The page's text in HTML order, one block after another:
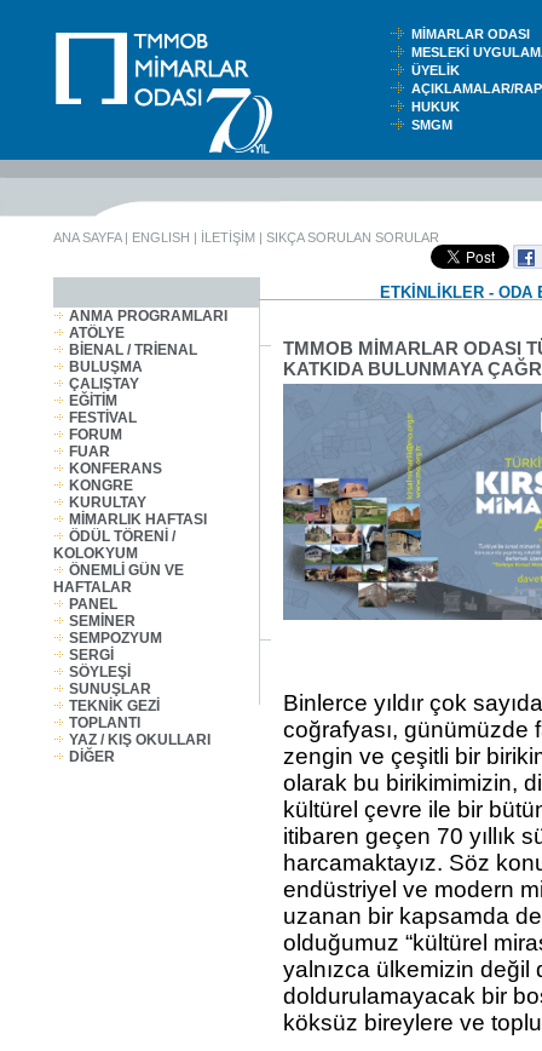
MİMARLAR ODASI
MESLEKİ
ÜYELİK
AÇIKLAMALAR/
HUKUK
SMGM
ANA SAYFA| ENGLISH | İLETİŞİM | SIKÇA SORULAN SORULAR
ANMA PROGRAMLARI
ATÖLYE
BİENAL / TRİENAL
BULUŞMA
ÇALIŞTAY
EĞİTİM
FESTİVAL
FORUM
FUAR
KONFERANS
KONGRE
KURULTAY
MİMARLIK HAFTASI
ÖDÜL TÖRENİ /
KOLOKYUM
ÖNEMLİ GÜN VE
HAFTALAR
PANEL
SEMİNER
SEMPOZYUM
SERGİ
SÖYLEŞİ
SUNUŞLAR
TEKNİK GEZİ
TOPLANTI
YAZ / KIŞ OKULLARI
DİĞER
ETKİNLİKLER - ODA
TMMOB MİMARLAR ODASI
KATKIDA BULUNMAYA
Binlerce yıldır çok
coğrafyası, günümüzde
zengin ve çeşitli bir
olarak bu birikimimizin,
kültürel çevre ile bir
itibaren geçen 70 yıllık
harcamaktayız. Söz
endüstriyel ve modern
uzanan bir kapsamda
olduğumuz “kültürel
yalnızca ülkemizin
doldurulamayacak bir
köksüz bireylere ve